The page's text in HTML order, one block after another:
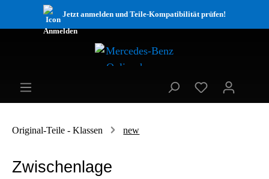
Jetzt anmelden und Teile-Kompatibilität prüfen!
Original-Teile - Klassen new
Zwischenlage